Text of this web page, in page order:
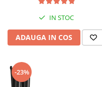
IN STOC
ADAUGA IN COS
-23%